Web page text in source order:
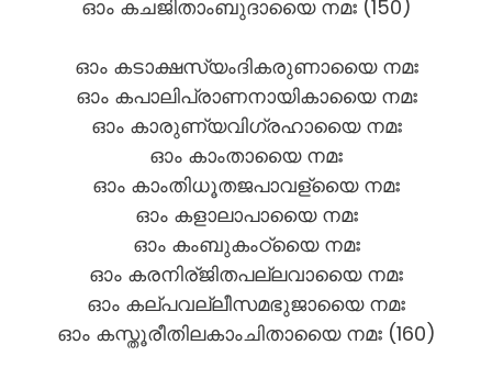
ഓം കചജിതാംബുദായൈ നമഃ (150)
ഓം കടാക്ഷസ്യംദികരുണായൈ നമഃ
ഓം കപാലിപ്രാണനായികായൈ നമഃ
ഓം കാരുണ്യവിഗ്രഹായൈ നമഃ
ഓം കാംതായൈ നമഃ
ഓം കാംതിധൂതജപാവള്യൈ നമഃ
ഓം കളാലാപായൈ നമഃ
ഓം കംബുകംഠ്യൈ നമഃ
ഓം കരനിര്ജിതപല്ലവായൈ നമഃ
ഓം കല്പവല്ലീസമഭുജായൈ നമഃ
ഓം കസ്തൂരീതിലകാംചിതായൈ നമഃ (160)